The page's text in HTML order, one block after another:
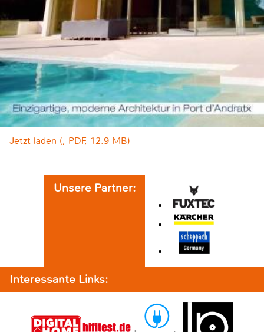
Jetzt laden (, PDF, 12.9 MB)
Unsere Partner:
Interessante Links: